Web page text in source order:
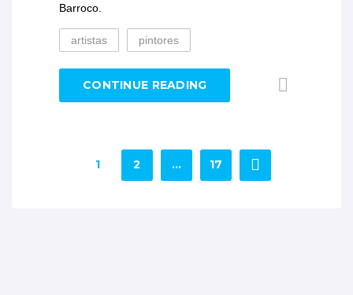
Barroco.
artistas pintores
CONTINUE READING
1 2 … 17